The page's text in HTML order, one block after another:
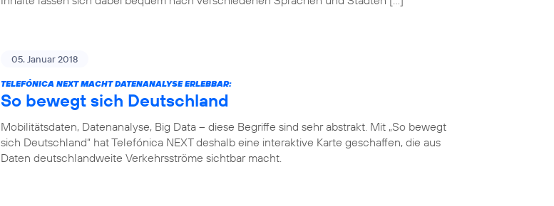
05. Januar 2018
TELEFÓNICA NEXT MACHT DATENANALYSE ERLEBBAR:
So bewegt sich Deutschland
Mobilitätsdaten, Datenanalyse, Big Data – diese Begriffe sind sehr abstrakt. Mit „So bewegt
sich Deutschland“ hat Telefónica NEXT deshalb eine interaktive Karte geschaffen, die aus
Daten deutschlandweite Verkehrsströme sichtbar macht.